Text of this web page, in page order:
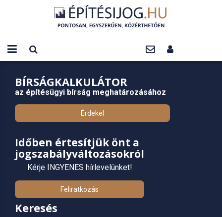
BÍRSÁGKALKULÁTOR
az építésügyi bírság meghatározásához
Érdekel
Időben értesítjük önt a
jogszabályváltozásokról
Kérje INGYENES hírlevelünket!
Feliratkozás
Keresés